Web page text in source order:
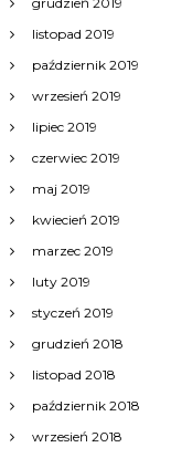
listopad 2019
październik 2019
wrzesień 2019
lipiec 2019
czerwiec 2019
maj 2019
kwiecień 2019
marzec 2019
luty 2019
styczeń 2019
grudzień 2018
listopad 2018
październik 2018
wrzesień 2018